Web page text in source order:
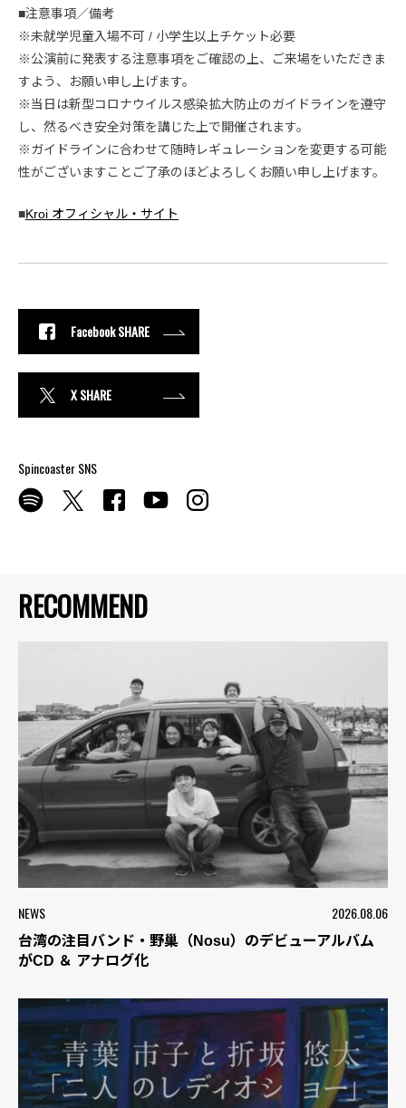
RECOMMEND
NEWS 2026.08.06
台湾の注目バンド・野巢（Nosu）のデビューアルバム
がCD ＆ アナログ化
■注意事項／備考
※未就学児童入場不可 / 小学生以上チケット必要
※公演前に発表する注意事項をご確認の上、ご来場をいただきま
すよう、お願い申し上げます。
※当日は新型コロナウイルス感染拡大防止のガイドラインを遵守
し、然るべき安全対策を講じた上で開催されます。
※ガイドラインに合わせて随時レギュレーションを変更する可能
性がございますことご了承のほどよろしくお願い申し上げます。
■Kroi オフィシャル・サイト
Facebook SHARE
X SHARE
Spincoaster SNS